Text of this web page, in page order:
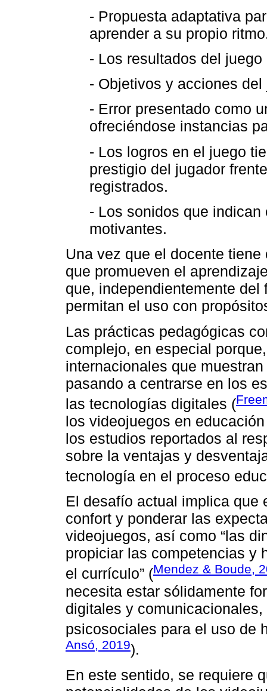
- Propuesta adaptativa
aprender a su propio
- Los resultados del
- Objetivos y acciones
- Error presentado como
ofreciéndose instancias
- Los logros en el juego
prestigio del jugador
registrados.
- Los sonidos que
motivantes.
Una vez que el docente
que promueven el
que, independientemente
permitan el uso con
Las prácticas pedagógicas
complejo, en especial
internacionales que
pasando a centrarse en los
las tecnologías digitales (
los videojuegos en
los estudios reportados al
sobre la ventajas y
tecnología en el proceso
El desafío actual implica que
confort y ponderar las
videojuegos, así como “las
propiciar las competencias y
el currículo” (Mendez & Boude,
necesita estar sólidamente
digitales y
psicosociales para el uso de
Ansó, 2019).
En este sentido, se requiere